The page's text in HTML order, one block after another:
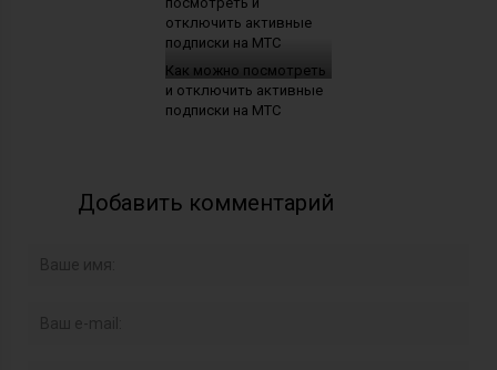
Как можно посмотреть
и отключить активные
подписки на МТС
Добавить комментарий